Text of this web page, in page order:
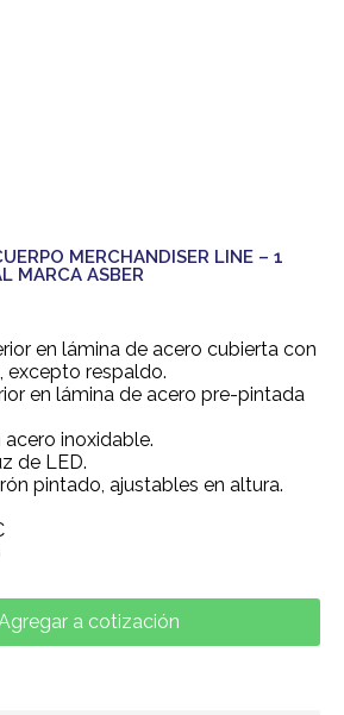
MERCHANDISER LINE – 1
MARCA ASBER
en lámina de acero cubierta con
excepto respaldo.
en lámina de acero pre-pintada
acero inoxidable.
de LED.
pintado, ajustables en altura.
a cotización